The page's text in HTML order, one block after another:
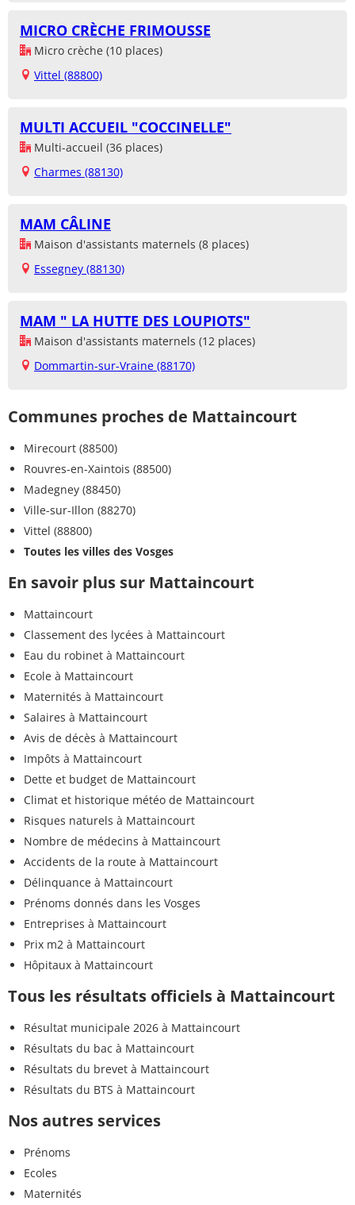
MICRO CRÈCHE FRIMOUSSE
Micro crèche (10 places)
Vittel (88800)
MULTI ACCUEIL "COCCINELLE"
Multi-accueil (36 places)
Charmes (88130)
MAM CÂLINE
Maison d'assistants maternels (8 places)
Essegney (88130)
MAM " LA HUTTE DES LOUPIOTS"
Maison d'assistants maternels (12 places)
Dommartin-sur-Vraine (88170)
Communes proches de Mattaincourt
Mirecourt (88500)
Rouvres-en-Xaintois (88500)
Madegney (88450)
Ville-sur-Illon (88270)
Vittel (88800)
Toutes les villes des Vosges
En savoir plus sur Mattaincourt
Mattaincourt
Classement des lycées à Mattaincourt
Eau du robinet à Mattaincourt
Ecole à Mattaincourt
Maternités à Mattaincourt
Salaires à Mattaincourt
Avis de décès à Mattaincourt
Impôts à Mattaincourt
Dette et budget de Mattaincourt
Climat et historique météo de Mattaincourt
Risques naturels à Mattaincourt
Nombre de médecins à Mattaincourt
Accidents de la route à Mattaincourt
Délinquance à Mattaincourt
Prénoms donnés dans les Vosges
Entreprises à Mattaincourt
Prix m2 à Mattaincourt
Hôpitaux à Mattaincourt
Tous les résultats officiels à Mattaincourt
Résultat municipale 2026 à Mattaincourt
Résultats du bac à Mattaincourt
Résultats du brevet à Mattaincourt
Résultats du BTS à Mattaincourt
Nos autres services
Prénoms
Ecoles
Maternités